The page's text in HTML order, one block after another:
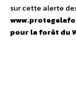
sur cette alerte
pour la forêt du